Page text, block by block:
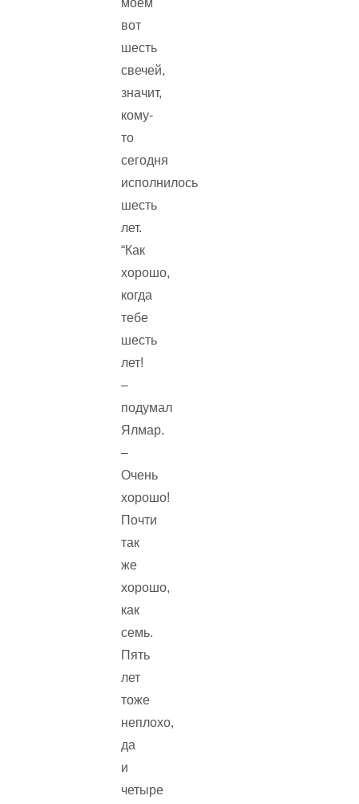
моём
вот
шесть
свечей,
значит,
кому-
то
сегодня
исполнилось
шесть
лет.
“Как
хорошо,
когда
тебе
шесть
лет!
–
подумал
Ялмар.
–
Очень
хорошо!
Почти
так
же
хорошо,
как
семь.
Пять
лет
тоже
неплохо,
да
и
четыре